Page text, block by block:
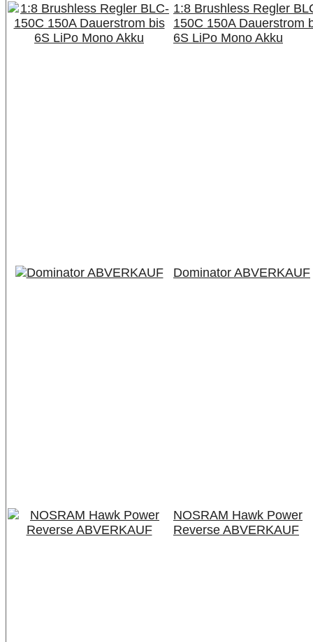
1:8 Brushless Regler
150C 150A Dauerstrom
6S LiPo Mono Akku
Dominator ABVERKAUF
NOSRAM Hawk Power
Reverse ABVERKAUF